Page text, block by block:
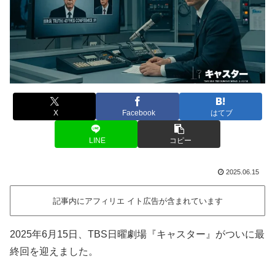
X Facebook はてブ
LINE コピー
2025.06.15
記事内にアフィリエ イト広告が含まれています
2025年6月15日、TBS日曜劇場『キャスター』がついに最
終回を迎えました。